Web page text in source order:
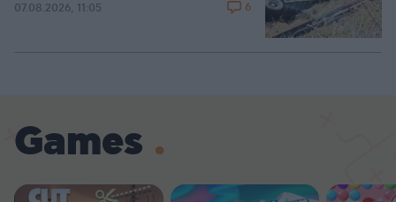
07.08.2026, 11:05 6
Games